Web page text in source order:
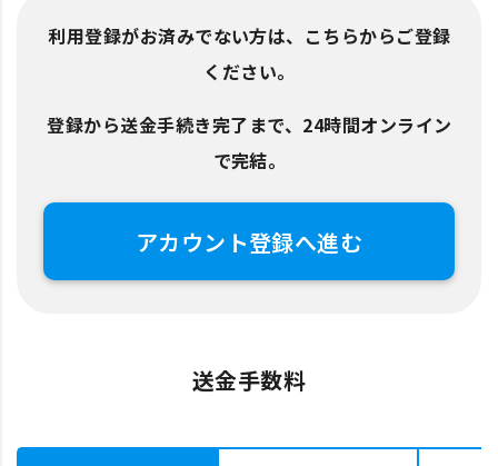
利用登録がお済みでない方は、こちらからご登録
ください。
登録から送金手続き完了まで、24時間オンライン
で完結。
アカウント登録へ進む
送金手数料